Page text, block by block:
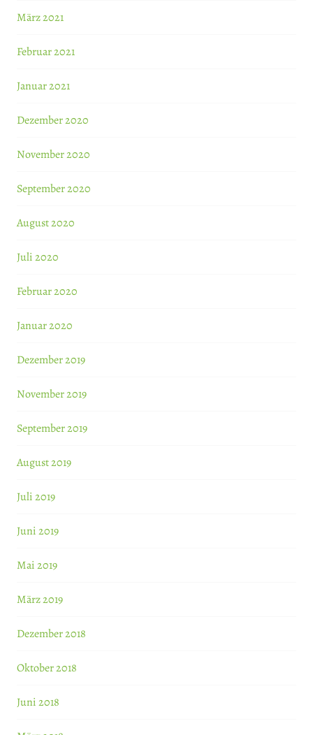
März 2021
Februar 2021
Januar 2021
Dezember 2020
November 2020
September 2020
August 2020
Juli 2020
Februar 2020
Januar 2020
Dezember 2019
November 2019
September 2019
August 2019
Juli 2019
Juni 2019
Mai 2019
März 2019
Dezember 2018
Oktober 2018
Juni 2018